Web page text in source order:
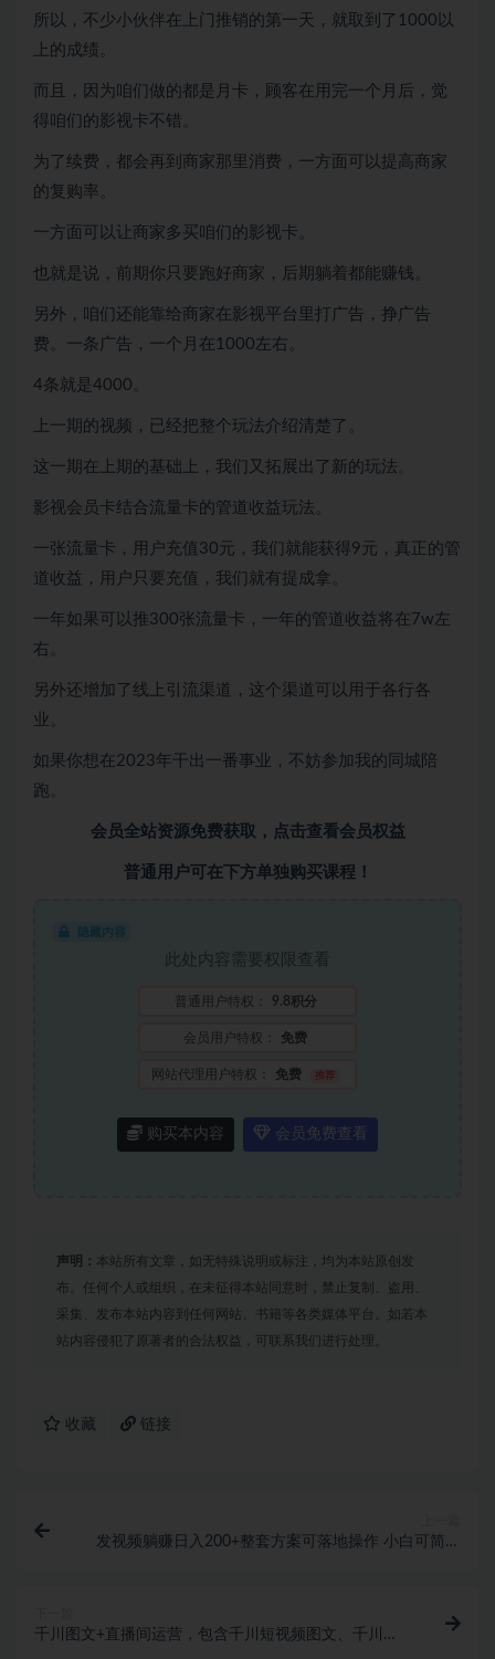
所以，不少小伙伴在上门推销的第一天，就取到了1000以
上的成绩。
而且，因为咱们做的都是月卡，顾客在用完一个月后，觉
得咱们的影视卡不错。
为了续费，都会再到商家那里消费，一方面可以提高商家
的复购率。
一方面可以让商家多买咱们的影视卡。
也就是说，前期你只要跑好商家，后期躺着都能赚钱。
另外，咱们还能靠给商家在影视平台里打广告，挣广告
费。一条广告，一个月在1000左右。
4条就是4000。
上一期的视频，已经把整个玩法介绍清楚了。
这一期在上期的基础上，我们又拓展出了新的玩法。
影视会员卡结合流量卡的管道收益玩法。
一张流量卡，用户充值30元，我们就能获得9元，真正的管
道收益，用户只要充值，我们就有提成拿。
一年如果可以推300张流量卡，一年的管道收益将在7w左
右。
另外还增加了线上引流渠道，这个渠道可以用于各行各
业。
如果你想在2023年干出一番事业，不妨参加我的同城陪
跑。
会员全站资源免费获取， 点击查看会员权益
普通用户可在下方单独购买课程！
隐藏内容
此处内容需要权限查看
普通用户特权： 9.8积分
会员用户特权： 免费
网站代理用户特权： 免费 推荐
购买本内容 会员免费查看
声明： 本站所有文章，如无特殊说明或标注，均为本站原创发
布。任何个人或组织，在未征得本站同意时，禁止复制、盗用、
采集、发布本站内容到任何网站、书籍等各类媒体平台。如若本
站内容侵犯了原著者的合法权益，可联系我们进行处理。
收藏 链接
发视频躺赚日入200+整套方案可落地操作 小白可简单
千川图文+直播间运营，包含千川短视频图文、千川直